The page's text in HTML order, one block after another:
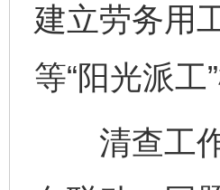
建立劳务用
等“阳光派工”
清查工作